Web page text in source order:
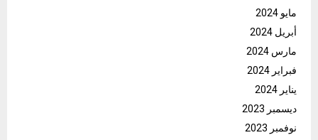
مايو 2024
أبريل 2024
مارس 2024
فبراير 2024
يناير 2024
ديسمبر 2023
نوفمبر 2023